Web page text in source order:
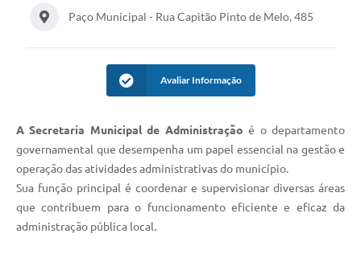
A Nossa CidadePaço Municipal - Rua Capitão Pinto de Melo, 485
Avaliar Informação
A Secretaria Municipal de Administração é o departamento
governamental que desempenha um papel essencial na gestão e
operação das atividades administrativas do município.
Sua função principal é coordenar e supervisionar diversas áreas
que contribuem para o funcionamento eficiente e eficaz da
administração pública local.